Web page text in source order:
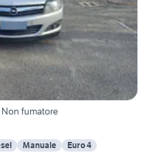
Non fumatore
Manuale Euro 4